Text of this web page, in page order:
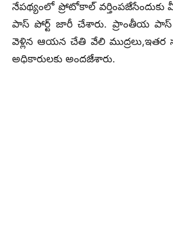
నేపథ్యంలో ప్రోటోకాల్
పాస్ పోర్ట్ జారీ చేశారు. ప్రాంతీయ
వెళ్లిన ఆయన చేతి వేలి ముద్రలు,ఇతర
అధికారులకు అందజేశారు.